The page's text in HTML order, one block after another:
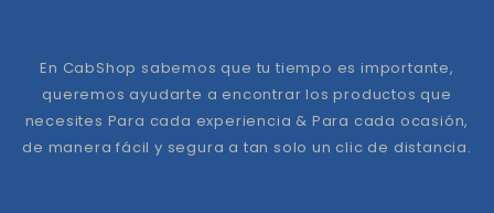
En CabShop sabemos que tu tiempo es importante,
queremos ayudarte a encontrar los productos que
necesites Para cada experiencia & Para cada ocasión,
de manera fácil y segura a tan solo un clic de distancia.